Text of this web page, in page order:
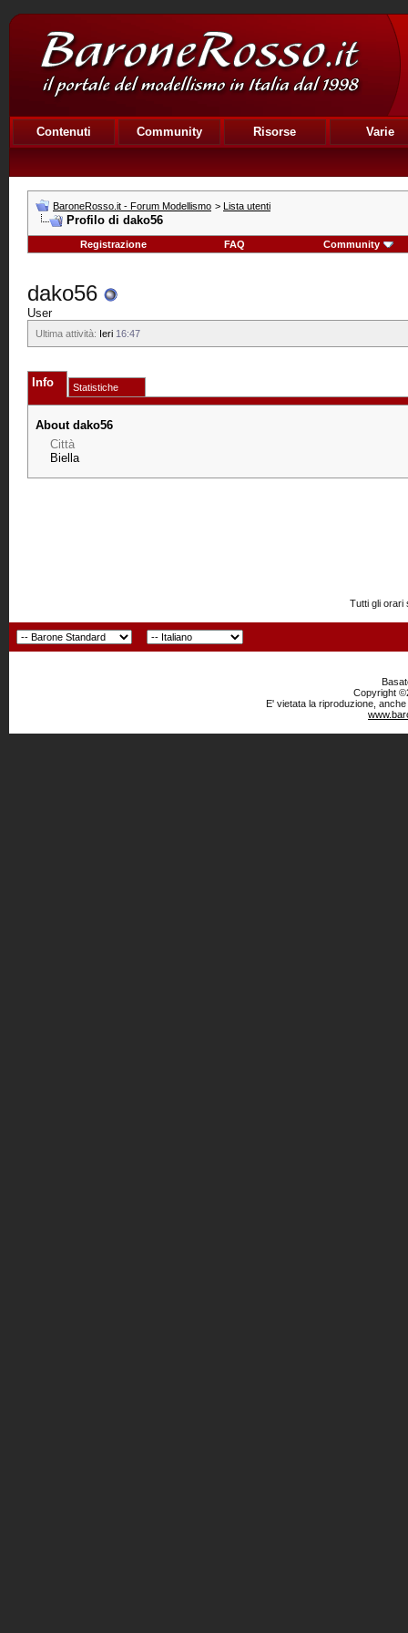
Contenuti Community Risorse Varie
BaroneRosso.it - Forum Modellismo > Lista utenti
Profilo di dako56
Registrazione FAQ Community
dako56
User
Ultima attività: Ieri 16:47
Info Statistiche
About dako56
Città
Biella
Tutti gli orari
Copyright
E' vietata la riproduzione,